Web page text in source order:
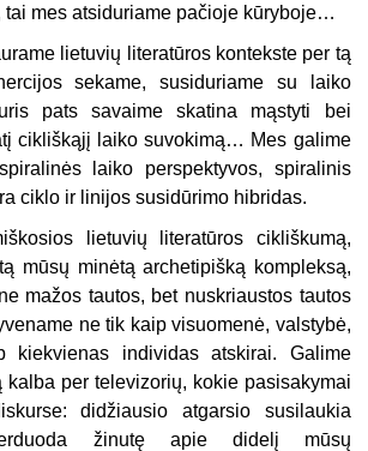
tai mes atsiduriame pačioje kūryboje…
lietuvių literatūros kontekste per tą
sekame, susiduriame su laiko
pats savaime skatina mąstyti bei
cikliškąjį laiko suvokimą… Mes galime
laiko perspektyvos, spiralinis
ciklo ir linijos susidūrimo hibridas.
lietuvių literatūros cikliškumą,
mūsų minėtą archetipišką kompleksą,
mažos tautos, bet nuskriaustos tautos
ne tik kaip visuomenė, valstybė,
kiekvienas individas atskirai. Galime
kalba per televizorių, kokie pasisakymai
didžiausio atgarsio susilaukia
žinutę apie didelį mūsų